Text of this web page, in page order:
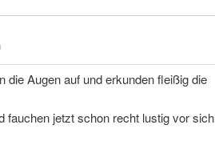
die Augen auf und erkunden fleißig die
fauchen jetzt schon recht lustig vor sich